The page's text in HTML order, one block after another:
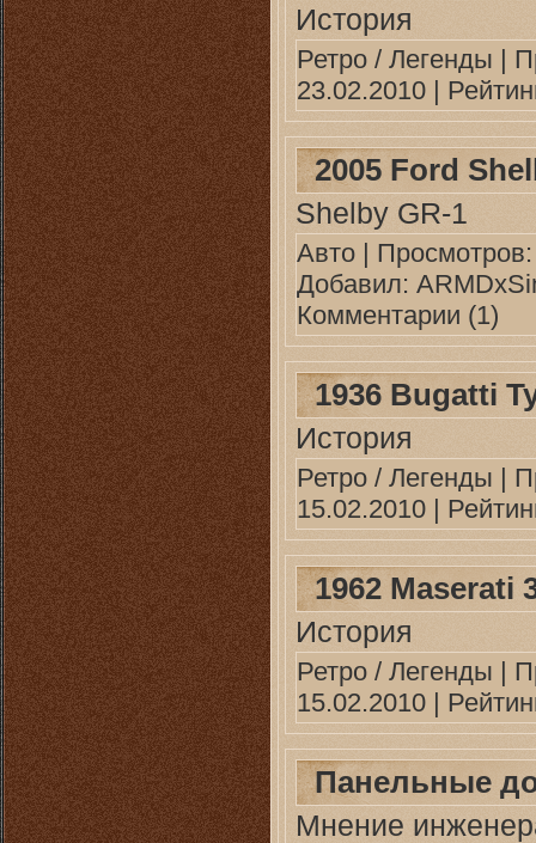
История
Ретро / Легенды |
23.02.2010 |
2005 Ford
Shelby GR-1
Авто |
Добавил:
Комментарии (1)
1936 Bugatti
История
Ретро / Легенды |
15.02.2010 |
1962 Maserati
История
Ретро / Легенды |
15.02.2010 |
Панельные
Мнение